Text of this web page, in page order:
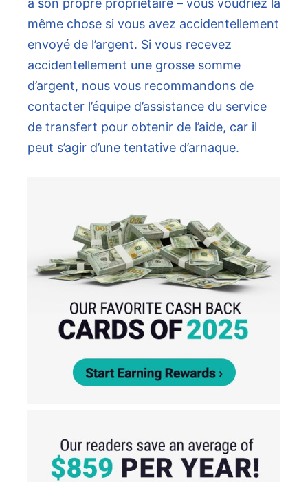
à son propre propriétaire – vous voudriez la
même chose si vous avez accidentellement
envoyé de l’argent. Si vous recevez
accidentellement une grosse somme
d’argent, nous vous recommandons de
contacter l’équipe d’assistance du service
de transfert pour obtenir de l’aide, car il
peut s’agir d’une tentative d’arnaque.